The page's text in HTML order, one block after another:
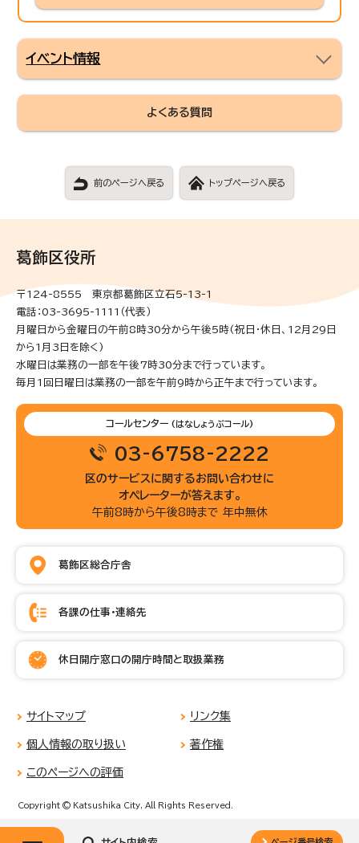
イベント情報
よくある質問
前のページへ戻る トップページへ戻る
葛飾区役所
〒124-8555 東京都葛飾区立石5-13-1
電話：03-3695-1111（代表）
月曜日から金曜日の午前8時30分から午後5時(祝日・休日、12月29日
から1月3日を除く)
水曜日は業務の一部を午後7時30分まで行っています。
毎月1回日曜日は業務の一部を午前9時から正午まで行っています。
コールセンター (はなしょうぶコール)
03-6758-2222
区のサービスに関するお問い合わせに
オペレーターが答えます。
午前8時から午後8時まで 年中無休
葛飾区総合庁舎
各課の仕事・連絡先
休日開庁窓口の開庁時間と取扱業務
サイトマップ リンク集
個人情報の取り扱い 著作権
このページへの評価
Copyright © Katsushika City, All Rights Reserved.